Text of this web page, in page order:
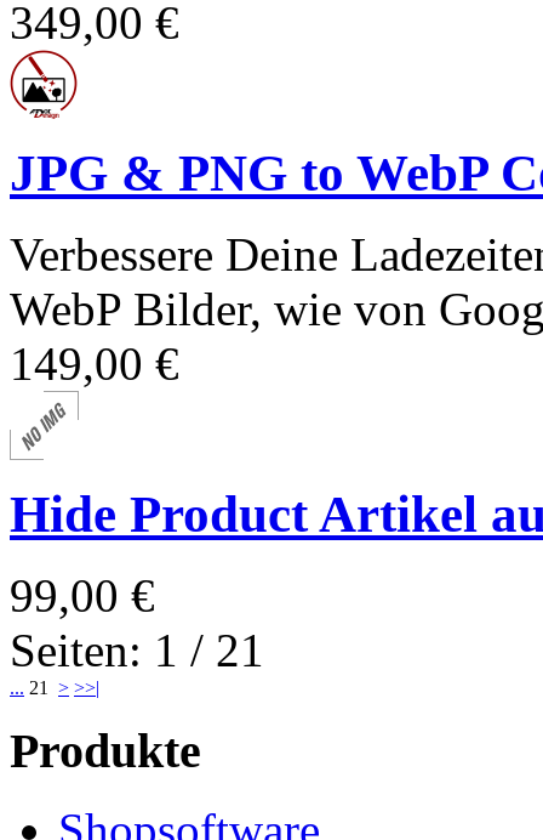
349,00 €
JPG & PNG to WebP
Verbessere Deine
WebP Bilder, wie von
149,00 €
Hide Product Artikel
99,00 €
Seiten: 1 / 21
... 21 > >>|
Produkte
Shopsoftware